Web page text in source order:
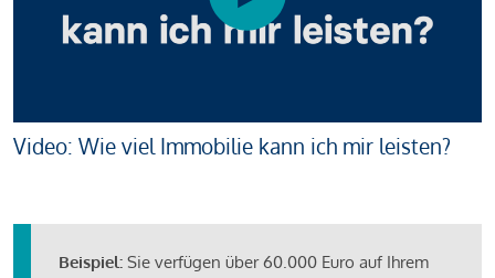
Video: Wie viel Immobilie kann ich mir leisten?
Beispiel: Sie verfügen über 60.000 Euro auf Ihrem